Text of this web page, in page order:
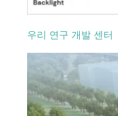
우리 연구 개발 센터